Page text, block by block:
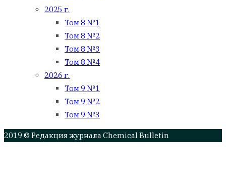
2025 г.
Том 8 №1
Том 8 №2
Том 8 №3
Том 8 №4
2026 г.
Том 9 №1
Том 9 №2
Том 9 №3
2019 © Редакция журнала Chemical Bulletin